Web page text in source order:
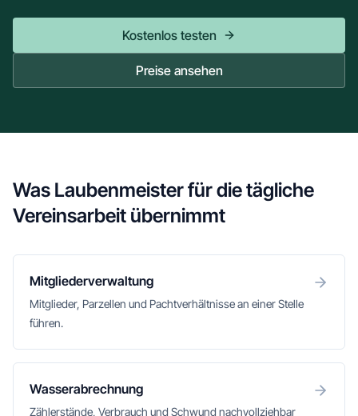
Kostenlos testen
Preise ansehen
Was Laubenmeister für die tägliche
Vereinsarbeit übernimmt
Mitgliederverwaltung
Mitglieder, Parzellen und Pachtverhältnisse an einer Stelle
führen.
Wasserabrechnung
Zählerstände, Verbrauch und Schwund nachvollziehbar